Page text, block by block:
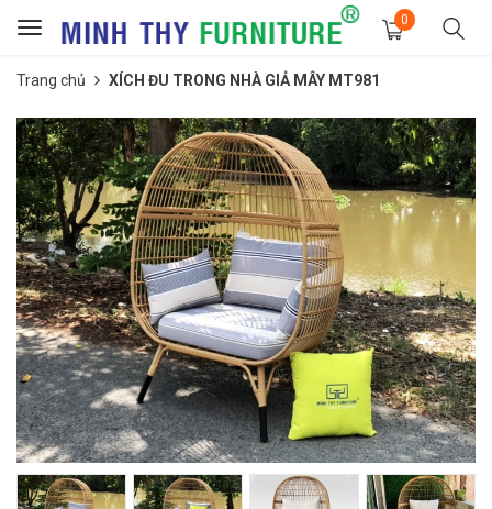
Toggle
0
Trang chủ XÍCH ĐU TRONG NHÀ GIẢ MÂY MT981